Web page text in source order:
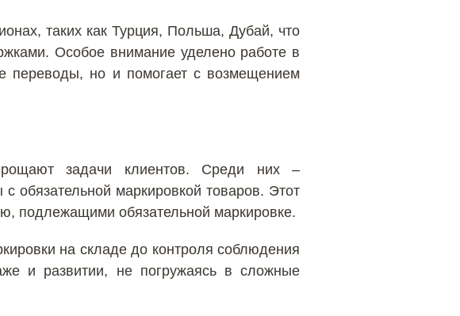
таких как Турция, Польша, Дубай, что
Особое внимание уделено работе в
переводы, но и помогает с возмещением
задачи клиентов. Среди них –
обязательной маркировкой товаров. Этот
подлежащими обязательной маркировке.
на складе до контроля соблюдения
и развитии, не погружаясь в сложные